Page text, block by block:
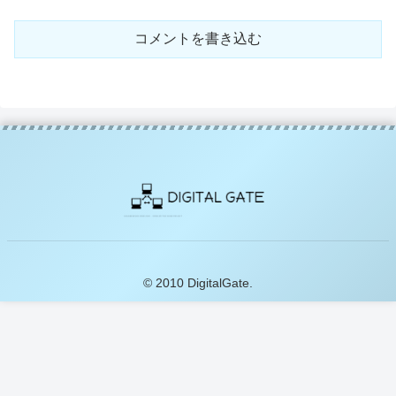
コメントを書き込む
© 2010 DigitalGate.